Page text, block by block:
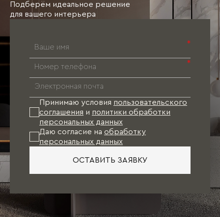
Подберём идеальное решение
для вашего интерьера
*
*
Принимаю условия пользовательского
соглашения и политики обработки
персональных данных
Даю согласие на обработку
персональных данных
ОСТАВИТЬ ЗАЯВКУ